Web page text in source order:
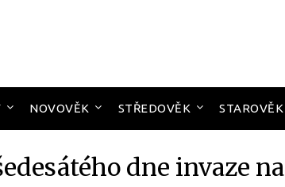
NOVOVĚK STŘEDOVĚK STAROVĚK
dne invaze na